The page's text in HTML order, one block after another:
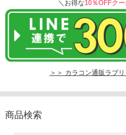
＼お得な10％OFFク
＞＞ カラコン通販ラブ
商品検索